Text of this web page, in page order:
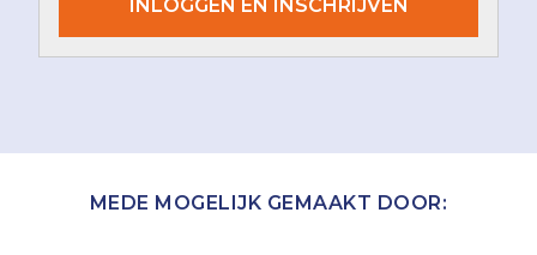
INLOGGEN EN INSCHRIJVEN
MEDE MOGELIJK GEMAAKT DOOR: